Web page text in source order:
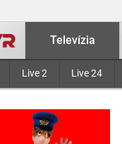
Televízia
Live 2 Live 24